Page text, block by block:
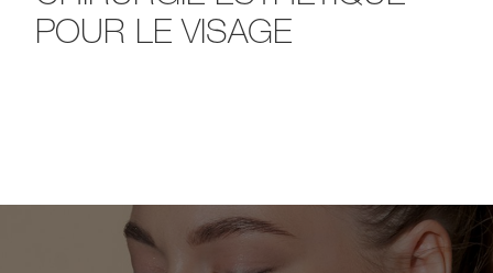
POUR LE VISAGE